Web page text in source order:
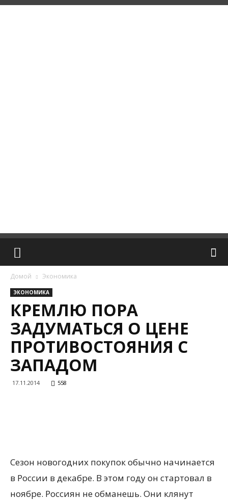
Домой Экономика
ЭКОНОМИКА
КРЕМЛЮ ПОРА
ЗАДУМАТЬСЯ О ЦЕНЕ
ПРОТИВОСТОЯНИЯ С
ЗАПАДОМ
17.11.2014 558
Сезон новогодних покупок обычно начинается
в России в декабре. В этом году он стартовал в
ноябре. Россиян не обманешь. Они клянут